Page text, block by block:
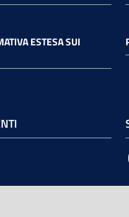
ESTESA SUI